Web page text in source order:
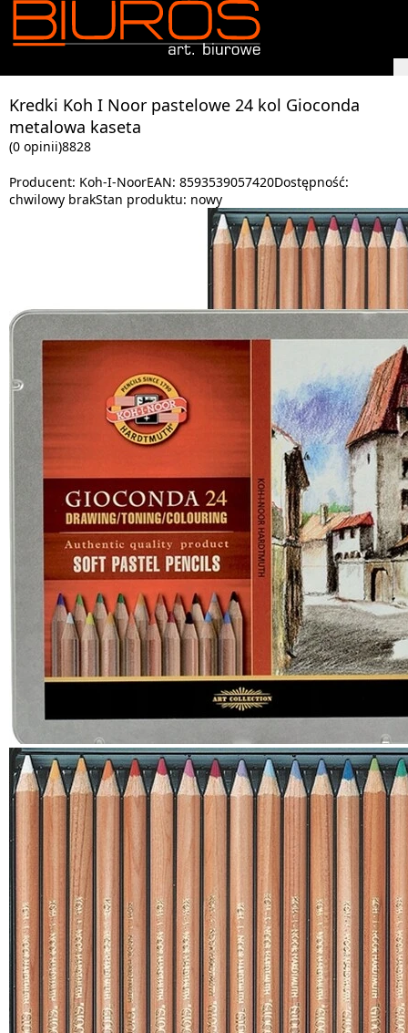
Kredki Koh I Noor pastelowe 24 kol Gioconda
metalowa kaseta
(0 opinii)8828
Producent: Koh-I-NoorEAN: 8593539057420Dostępność:
chwilowy brakStan produktu: nowy